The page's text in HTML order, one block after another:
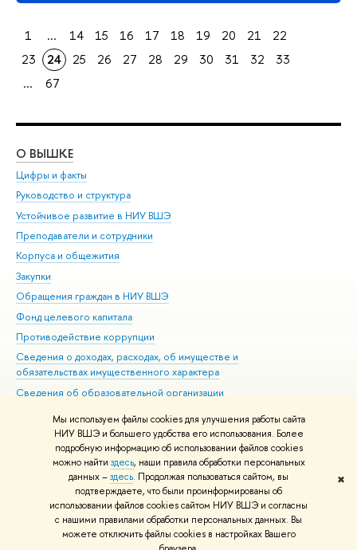
Мы используем файлы cookies для улучшения работы сайта
НИУ ВШЭ и большего удобства его использования. Более
подробную информацию об использовании файлов cookies
можно найти здесь, наши правила обработки персональных
данных –здесь. Продолжая пользоваться сайтом, вы
подтверждаете, что были проинформированы об
использовании файлов cookies сайтом НИУ ВШЭ и согласны
с нашими правилами обработки персональных данных. Вы
можете отключить файлы cookies в настройках Вашего
✖
1 ... 14 15 16 17 18 19 20 21
22
23
24 25 26 27 28 29 30 31 32
33
...
67
О ВЫШКЕ
Цифры и факты
Руководство и структура
Устойчивое развитие в НИУ ВШЭ
Преподаватели и сотрудники
Корпуса и общежития
Закупки
Обращения граждан в НИУ ВШЭ
Фонд целевого капитала
Противодействие коррупции
Сведения о доходах, расходах, об имуществе и
обязательствах имущественного характера
Сведения об образовательной организации
Людям с ограниченными возможностями здоровья
Единая платежная страница
Работа в Вышке
© НИУ ВШЭ 1993–2026 Адреса и контакты Условия использования
материалов Политика конфиденциальности Карта сайта
Шрифты HSE Sans и HSE Slab разработаны вШколе дизайна НИУ ВШЭ